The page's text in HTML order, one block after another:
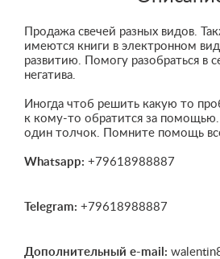
Продажа свечей разных видов.
имеются книги в электронном
развитию. Помогу разобраться в
негатива.
Иногда чтоб решить какую то
к кому-то обратится за
один толчок. Помните помощь
Whatsapp: +79618988887
Telegram: +79618988887
Дополнительный e-mail: